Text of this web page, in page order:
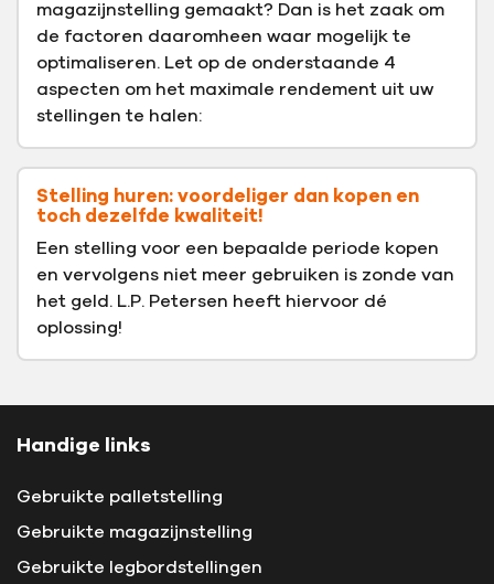
magazijnstelling gemaakt? Dan is het zaak om
de factoren daaromheen waar mogelijk te
optimaliseren. Let op de onderstaande 4
aspecten om het maximale rendement uit uw
stellingen te halen:
Stelling huren: voordeliger dan kopen en
toch dezelfde kwaliteit!
Een stelling voor een bepaalde periode kopen
en vervolgens niet meer gebruiken is zonde van
het geld. L.P. Petersen heeft hiervoor dé
oplossing!
Handige links
Gebruikte palletstelling
Gebruikte magazijnstelling
Gebruikte legbordstellingen